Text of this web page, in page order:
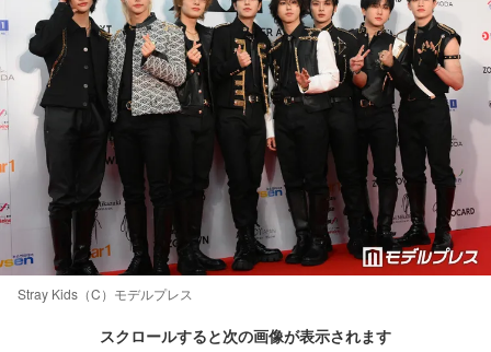
Stray Kids（C）モデルプレス
スクロールすると次の画像が表示されます